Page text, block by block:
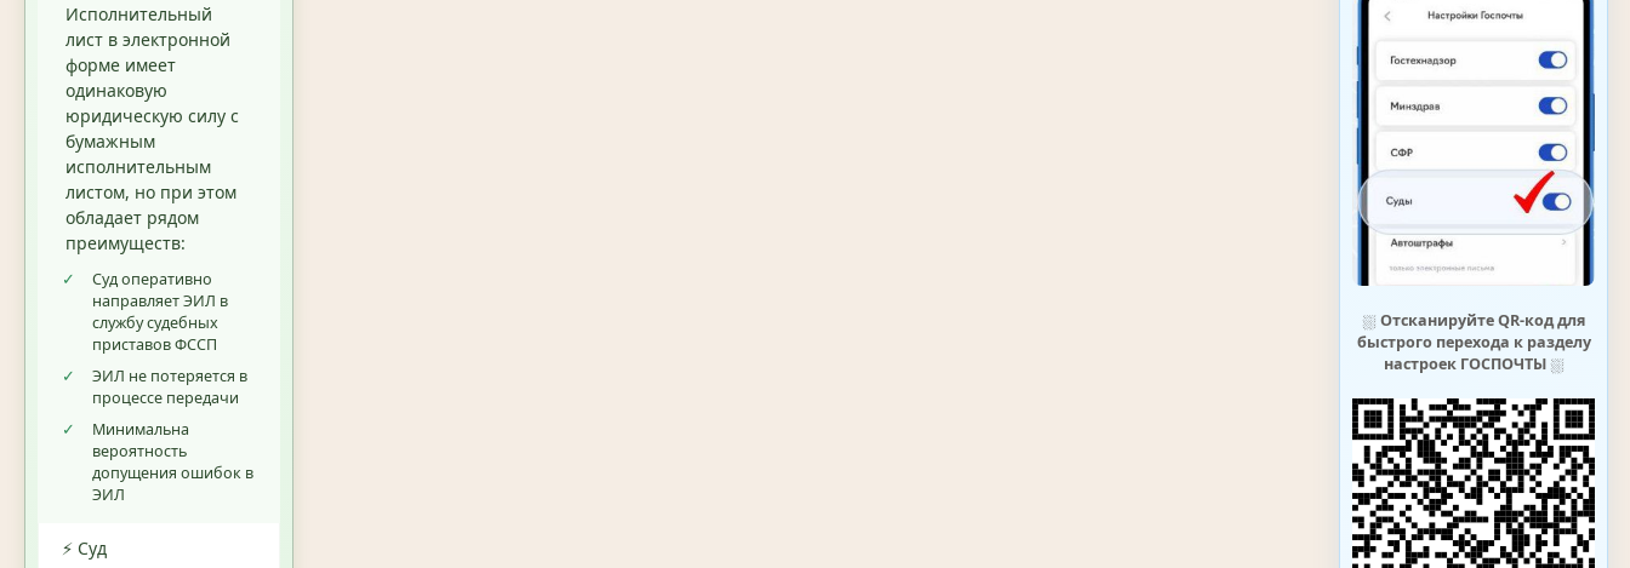
Исполнительный
лист в электронной
форме имеет
одинаковую
юридическую силу с
бумажным
исполнительным
листом, но при этом
обладает рядом
преимуществ:
✓
Суд оперативно
направляет ЭИЛ в
службу судебных
приставов ФССП
✓
ЭИЛ не потеряется в
процессе передачи
✓
Минимальна
вероятность
допущения ошибок в
ЭИЛ
⚡ Суд
⛆ Отсканируйте QR-код для
быстрого перехода к разделу
настроек ГОСПОЧТЫ⛆